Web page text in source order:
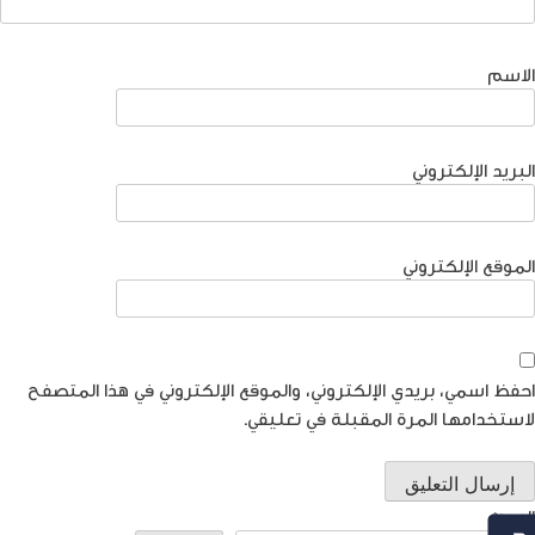
الاسم
البريد الإلكتروني
الموقع الإلكتروني
احفظ اسمي، بريدي الإلكتروني، والموقع الإلكتروني في هذا المتصفح
لاستخدامها المرة المقبلة في تعليقي.
البحث